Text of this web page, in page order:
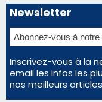
Éclipse du 12 août
profiter
Satine Nomary est
Éclipse du 12 août
d'un spectacle qui
Pene in capu -